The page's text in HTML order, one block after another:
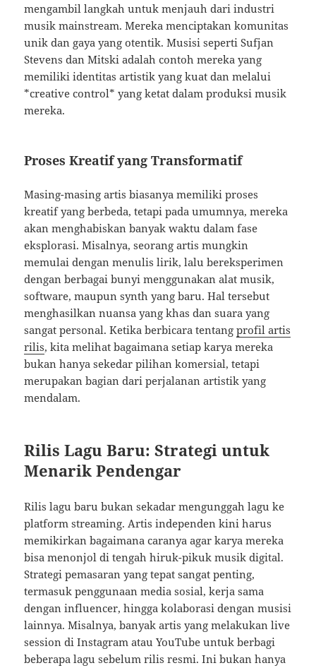
mengambil langkah untuk menjauh dari industri
musik mainstream. Mereka menciptakan komunitas
unik dan gaya yang otentik. Musisi seperti Sufjan
Stevens dan Mitski adalah contoh mereka yang
memiliki identitas artistik yang kuat dan melalui
*creative control* yang ketat dalam produksi musik
mereka.
Proses Kreatif yang Transformatif
Masing-masing artis biasanya memiliki proses
kreatif yang berbeda, tetapi pada umumnya, mereka
akan menghabiskan banyak waktu dalam fase
eksplorasi. Misalnya, seorang artis mungkin
memulai dengan menulis lirik, lalu bereksperimen
dengan berbagai bunyi menggunakan alat musik,
software, maupun synth yang baru. Hal tersebut
menghasilkan nuansa yang khas dan suara yang
sangat personal. Ketika berbicara tentangprofil artis
rilis, kita melihat bagaimana setiap karya mereka
bukan hanya sekedar pilihan komersial, tetapi
merupakan bagian dari perjalanan artistik yang
mendalam.
Rilis Lagu Baru: Strategi untuk
Menarik Pendengar
Rilis lagu baru bukan sekadar mengunggah lagu ke
platform streaming. Artis independen kini harus
memikirkan bagaimana caranya agar karya mereka
bisa menonjol di tengah hiruk-pikuk musik digital.
Strategi pemasaran yang tepat sangat penting,
termasuk penggunaan media sosial, kerja sama
dengan influencer, hingga kolaborasi dengan musisi
lainnya. Misalnya, banyak artis yang melakukan live
session di Instagram atau YouTube untuk berbagi
beberapa lagu sebelum rilis resmi. Ini bukan hanya